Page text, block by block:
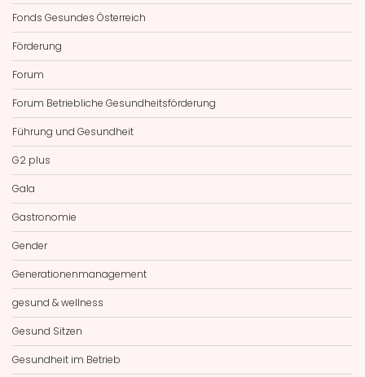
Fonds Gesundes Österreich
Förderung
Forum
Forum Betriebliche Gesundheitsförderung
Führung und Gesundheit
G2 plus
Gala
Gastronomie
Gender
Generationenmanagement
gesund & wellness
Gesund Sitzen
Gesundheit im Betrieb